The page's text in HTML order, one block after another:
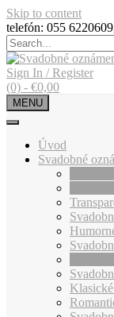
Skip to content
telefón: 055
Sign In / Register
(0) - €0,00
MENU
Úvod
Svadobné